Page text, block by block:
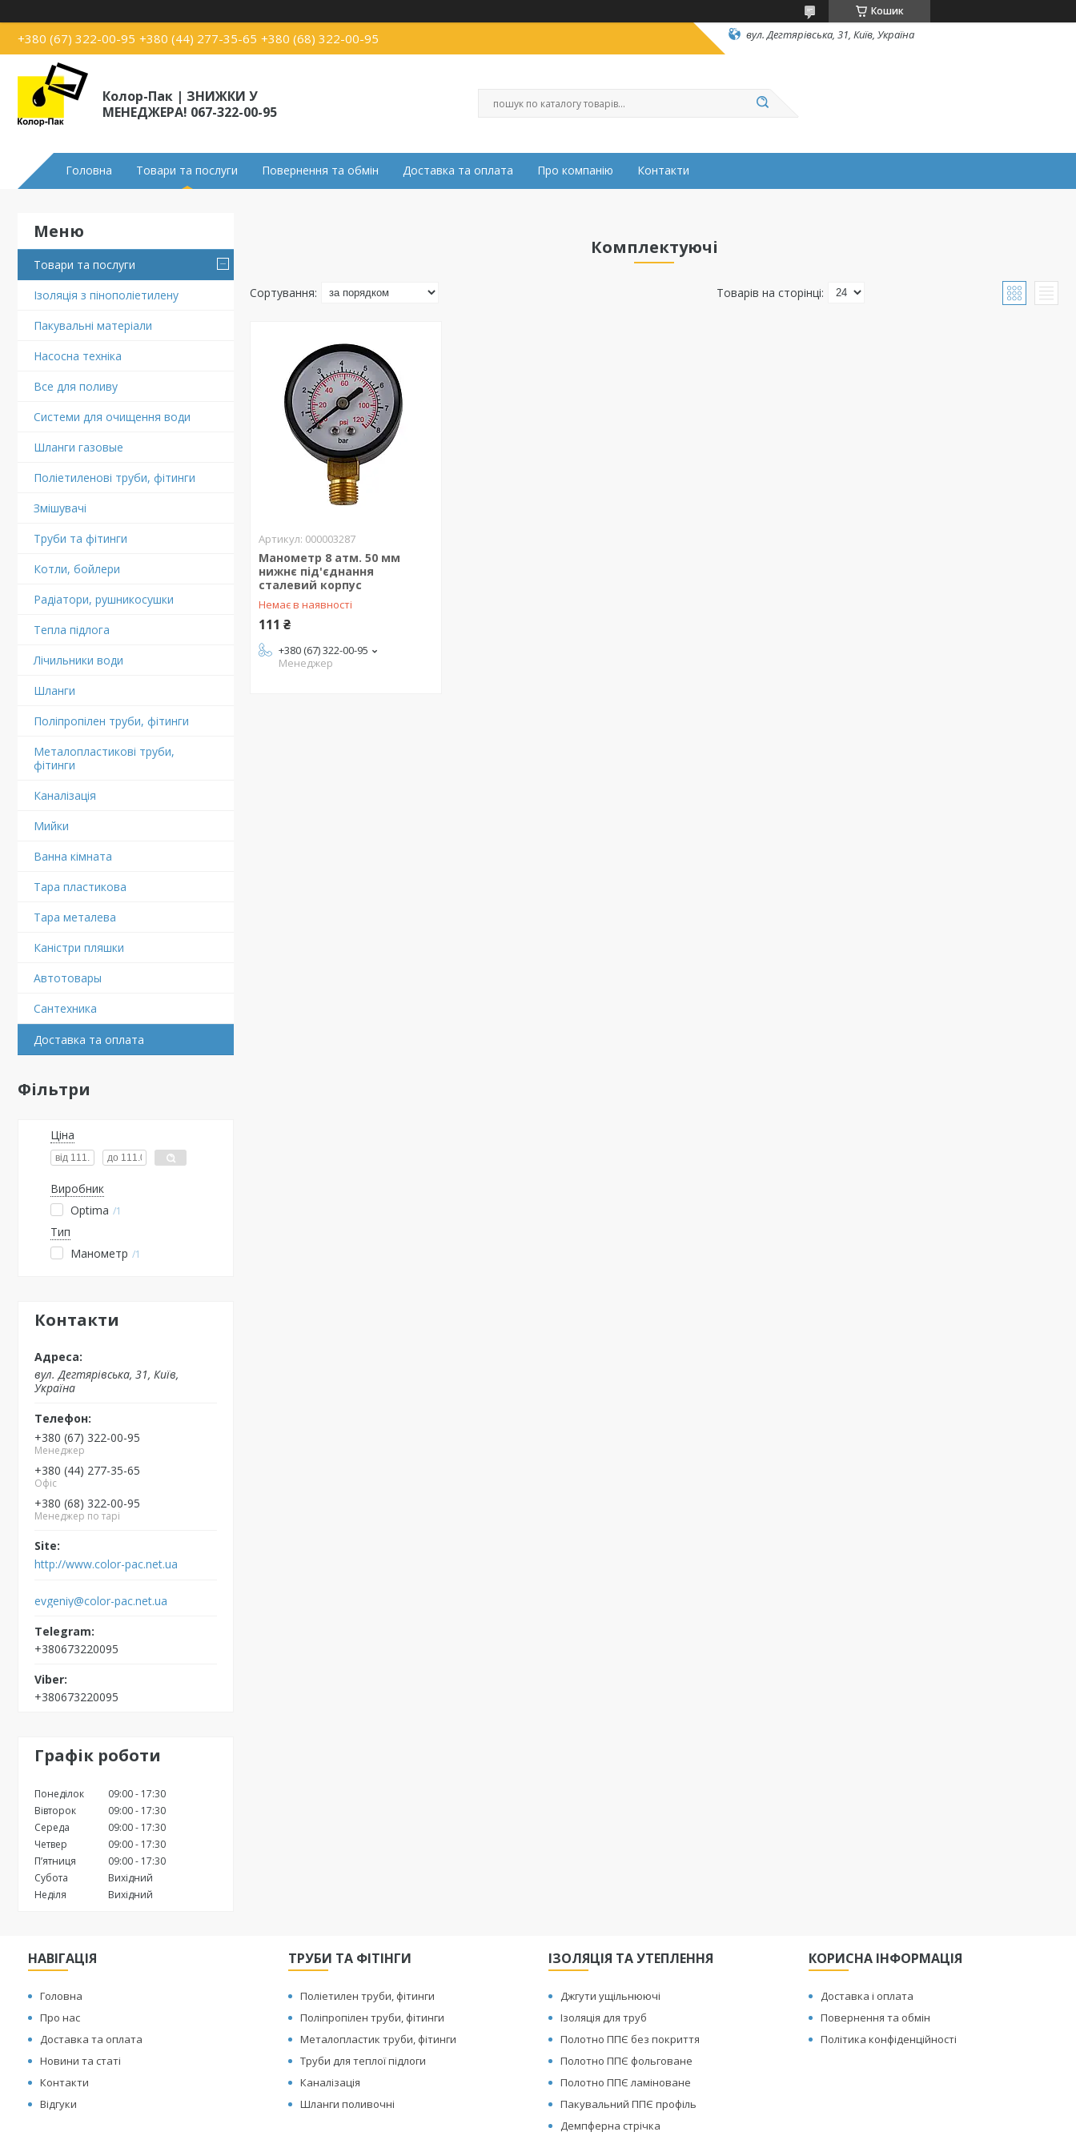
Кошик
+380 (67) 322-00-95 +380 (44) 277-35-65 +380 (68) 322-00-95 вул. Дегтярівська, 31, Київ, Україна
Колор-Пак | ЗНИЖКИ У
МЕНЕДЖЕРА! 067-322-00-95
Головна Товари та послуги Повернення та обмін Доставка та оплата Про компанію Контакти
Товари та послуги
Ізоляція з пінополіетилену
Пакувальні матеріали
Насосна техніка
Все для поливу
Системи для очищення води
Шланги газовые
Поліетиленові труби, фітинги
Змішувачі
Труби та фітинги
Котли, бойлери
Радіатори, рушникосушки
Тепла підлога
Лічильники води
Шланги
Поліпропілен труби, фітинги
Металопластикові труби,
фітинги
Каналізація
Мийки
Ванна кімната
Тара пластикова
Тара металева
Каністри пляшки
Автотовары
Сантехника
Доставка та оплата
Фільтри
Ціна
Виробник
Optima
1
Тип
Манометр
1
Контакти
вул. Дегтярівська, 31, Київ,
Україна
+380 (67) 322-00-95
Менеджер
+380 (44) 277-35-65
Офіс
+380 (68) 322-00-95
Менеджер по тарі
http://www.color-pac.net.ua
evgeniy@color-pac.net.ua
+380673220095
+380673220095
Графік роботи
Понеділок 09:00
17:30
Вівторок
09:00
17:30
Середа
09:00
17:30
Четвер
09:00
17:30
Пʼятниця
09:00
17:30
Субота
Вихідний
Неділя
Вихідний
Комплектуючі
000003287
Манометр 8 атм. 50 мм
нижнє під'єднання
сталевий корпус
Немає в наявності
111 ₴
+380 (67) 322-00-95
Менеджер
НАВІГАЦІЯ
Головна
Про нас
Доставка та оплата
Новини та статі
Контакти
Відгуки
ТРУБИ ТА ФІТІНГИ
Поліетилен труби, фітинги
Поліпропілен труби, фітинги
Металопластик труби, фітинги
Труби для теплої підлоги
Каналізація
Шланги поливочні
ІЗОЛЯЦІЯ ТА УТЕПЛЕННЯ
Джгути ущільнюючі
Ізоляція для труб
Полотно ППЄ без покриття
Полотно ППЄ фольговане
Полотно ППЄ ламіноване
Пакувальний ППЄ профіль
Демпферна стрічка
КОРИСНА ІНФОРМАЦІЯ
Доставка і оплата
Повернення та обмін
Політика конфіденційності